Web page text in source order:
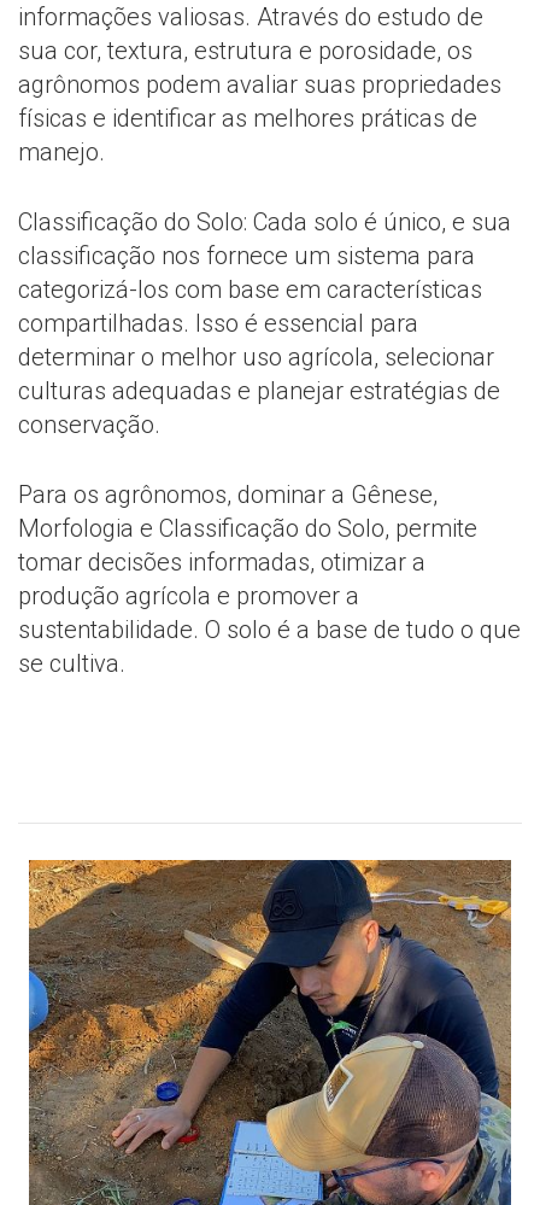
informações valiosas. Através do estudo de
sua cor, textura, estrutura e porosidade, os
agrônomos podem avaliar suas propriedades
físicas e identificar as melhores práticas de
manejo.
Classificação do Solo: Cada solo é único, e sua
classificação nos fornece um sistema para
categorizá-los com base em características
compartilhadas. Isso é essencial para
determinar o melhor uso agrícola, selecionar
culturas adequadas e planejar estratégias de
conservação.
Para os agrônomos, dominar a Gênese,
Morfologia e Classificação do Solo, permite
tomar decisões informadas, otimizar a
produção agrícola e promover a
sustentabilidade. O solo é a base de tudo o que
se cultiva.